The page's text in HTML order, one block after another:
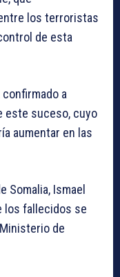
los terroristas
de esta
a
este suceso, cuyo
aumentar en las
Somalia, Ismael
los fallecidos se
de